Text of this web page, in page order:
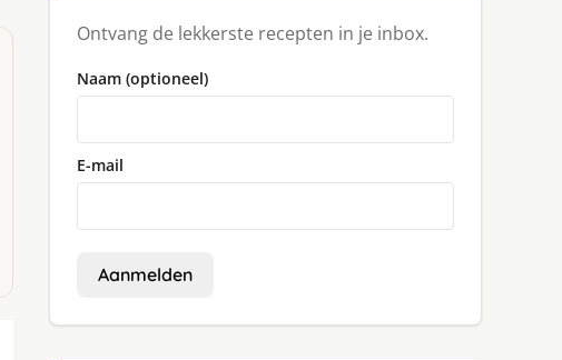
Ontvang de lekkerste recepten in je inbox.
Naam (optioneel)
E-mail
Aanmelden